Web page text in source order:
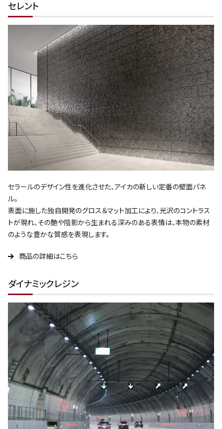
セレント
セラールのデザイン性を進化させた、アイカの新しい定番の壁面パネ
ル。
表面に施した独自開発のグロス＆マット加工により、光沢のコントラス
トが現れ、その艶や陰影から生まれる深みのある表情は、本物の素材
のような豊かな質感を表現します。
商品の詳細はこちら
ダイナミックレジン